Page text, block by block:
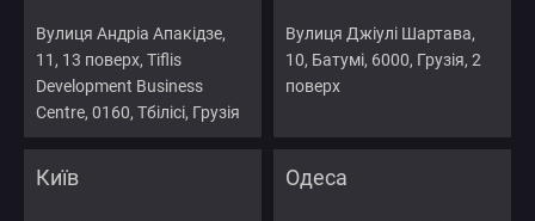
Вулиця Андріа Апакідзе,
11, 13 поверх, Tiflis
Development Business
Centre, 0160, Тбілісі, Грузія
Вулиця Джіулі Шартава,
10, Батумі, 6000, Грузія, 2
поверх
Київ Одеса